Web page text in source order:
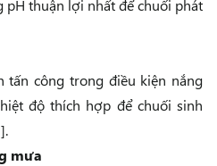
thuận lợi nhất để chuối phát
tấn công trong điều kiện nắng
độ thích hợp để chuối sinh
mưa